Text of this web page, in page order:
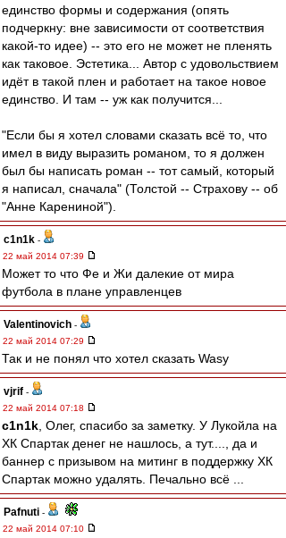
единство формы и содержания (опять
подчеркну: вне зависимости от соответствия
какой-то идее) -- это его не может не пленять
как таковое. Эстетика... Автор с удовольствием
идёт в такой плен и работает на такое новое
единство. И там -- уж как получится...
"Если бы я хотел словами сказать всё то, что
имел в виду выразить романом, то я должен
был бы написать роман -- тот самый, который
я написал, сначала" (Толстой -- Страхову -- об
"Анне Карениной").
c1n1k -
22 май 2014 07:39
Может то что Фе и Жи далекие от мира
футбола в плане управленцев
Valentinovich -
22 май 2014 07:29
Так и не понял что хотел сказать Wasy
vjrif -
22 май 2014 07:18
c1n1k , Олег, спасибо за заметку. У Лукойла на
ХК Спартак денег не нашлось, а тут...., да и
баннер с призывом на митинг в поддержку ХК
Спартак можно удалять. Печально всё ...
Pafnuti -
22 май 2014 07:10